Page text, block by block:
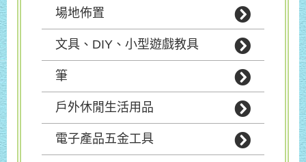
場地佈置
文具、DIY、小型遊戲教具
筆
戶外休閒生活用品
電子產品五金工具